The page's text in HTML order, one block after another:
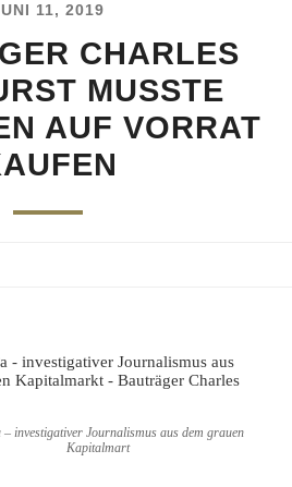
11, 2019
CHARLES
MUSSTE
AUF VORRAT
investigativer Journalismus aus dem grauen
Kapitalmart